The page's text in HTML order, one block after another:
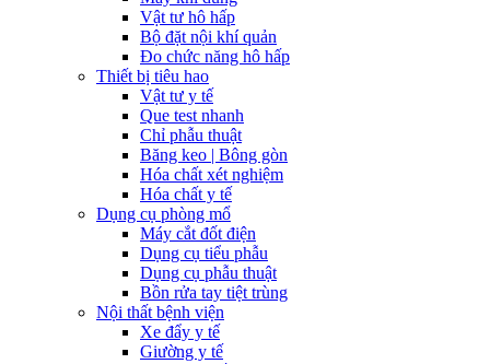
Vật tư hô hấp
Bộ đặt nội khí quản
Đo chức năng hô hấp
Thiết bị tiêu hao
Vật tư y tế
Que test nhanh
Chỉ phẫu thuật
Băng keo | Bông gòn
Hóa chất xét nghiệm
Hóa chất y tế
Dụng cụ phòng mổ
Máy cắt đốt điện
Dụng cụ tiểu phẫu
Dụng cụ phẫu thuật
Bồn rửa tay tiệt trùng
Nội thất bệnh viện
Xe đẩy y tế
Giường y tế